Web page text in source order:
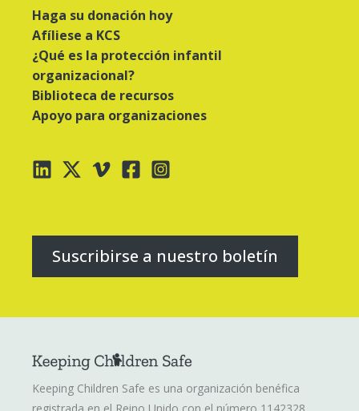
Haga su donación hoy
Afíliese a KCS
¿Qué es la protección infantil
organizacional?
Biblioteca de recursos
Apoyo para organizaciones
Suscribirse a nuestro boletín
Keeping Children Safe es una organización benéfica
registrada en el Reino Unido con el número 1142328.